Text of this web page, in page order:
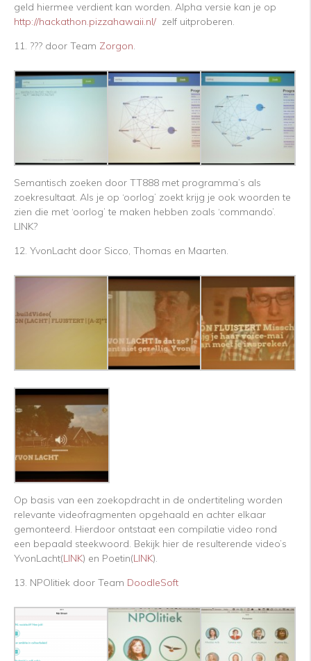
geld hiermee verdient kan worden. Alpha versie kan je op
http://hackathon.pizzahawaii.nl/ zelf uitproberen.
11. ??? door Team Zorgon.
Semantisch zoeken door TT888 met programma’s als
zoekresultaat. Als je op ‘oorlog’ zoekt krijg je ook woorden te
zien die met ‘oorlog’ te maken hebben zoals ‘commando’.
LINK?
12. YvonLacht door Sicco, Thomas en Maarten.
Op basis van een zoekopdracht in de ondertiteling worden
relevante videofragmenten opgehaald en achter elkaar
gemonteerd. Hierdoor ontstaat een compilatie video rond
een bepaald steekwoord. Bekijk hier de resulterende video’s
YvonLacht(LINK) en Poetin(LINK).
13. NPOlitiek door Team DoodleSoft